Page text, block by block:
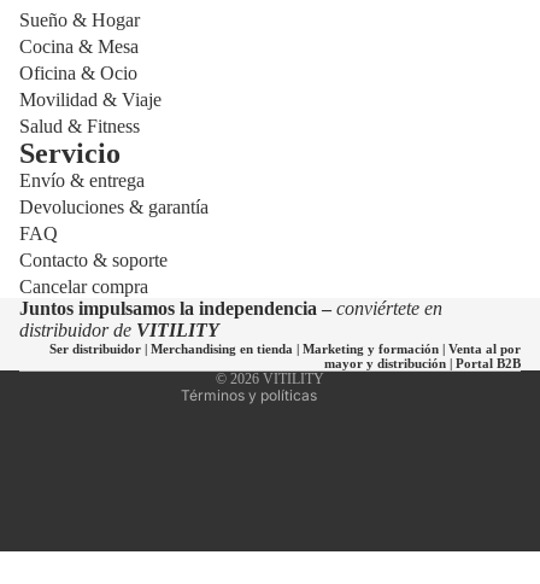
Sueño & Hogar
Cocina & Mesa
Oficina & Ocio
Movilidad & Viaje
Salud & Fitness
Servicio
Envío & entrega
Devoluciones & garantía
FAQ
Contacto & soporte
Cancelar compra
Juntos impulsamos la independencia – conviértete en
distribuidor de VITILITY
Ser distribuidor | Merchandising en tienda | Marketing y formación | Venta al por
mayor y distribución | Portal B2B
© 2026 VITILITY
Términos y políticas
Política de privacidad
Política de reembolso
Información de contacto
Términos del servicio
Aviso legal